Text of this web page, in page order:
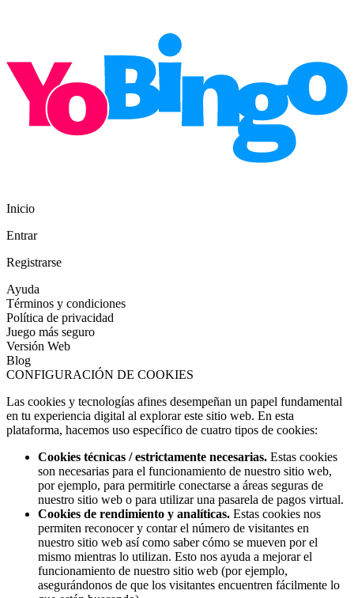
Inicio
Entrar
Registrarse
Ayuda
Términos y condiciones
Política de privacidad
Juego más seguro
Versión Web
Blog
CONFIGURACIÓN DE COOKIES
Las cookies y tecnologías afines desempeñan un papel fundamental
en tu experiencia digital al explorar este sitio web. En esta
plataforma, hacemos uso específico de cuatro tipos de cookies:
Cookies técnicas / estrictamente necesarias. Estas cookies
son necesarias para el funcionamiento de nuestro sitio web,
por ejemplo, para permitirle conectarse a áreas seguras de
nuestro sitio web o para utilizar una pasarela de pagos virtual.
Cookies de rendimiento y analíticas. Estas cookies nos
permiten reconocer y contar el número de visitantes en
nuestro sitio web así como saber cómo se mueven por el
mismo mientras lo utilizan. Esto nos ayuda a mejorar el
funcionamiento de nuestro sitio web (por ejemplo,
asegurándonos de que los visitantes encuentren fácilmente lo